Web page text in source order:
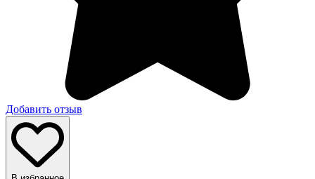
Добавить отзыв